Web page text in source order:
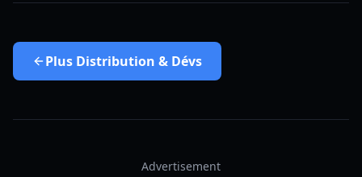
Plus Distribution & Dévs
Advertisement